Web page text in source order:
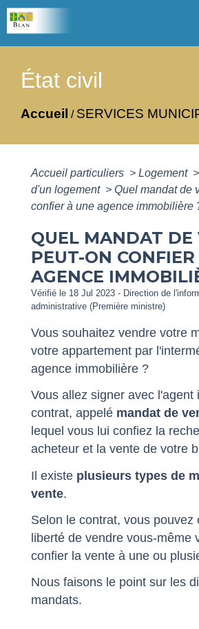
État civil
Accueil / SERVICES
Accueil particuliers > Logement >
d'un logement > Quel mandat de
confier à une agence immobilière
QUEL MANDAT DE
PEUT-ON
AGENCE
Vérifié le 18 Jul 2023 - Direction de
administrative (Première ministre)
Vous souhaitez vendre votre
votre appartement par
agence immobilière ?
Vous allez signer avec l'agent
contrat, appelé mandat de
lequel vous lui confiez la
acheteur et la vente de votre
Il existe plusieurs types de
vente.
Selon le contrat, vous pouvez
liberté de vendre vous-même
confier la vente à une ou
Nous faisons le point sur les
mandats.